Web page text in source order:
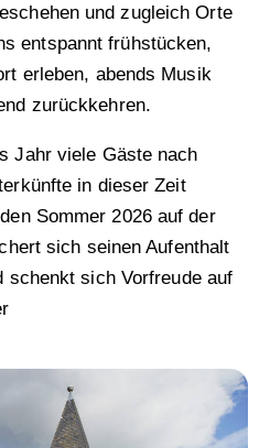
und zugleich Orte
entspannt frühstücken,
erleben, abends Musik
zurückkehren.
Jahr viele Gäste nach
in dieser Zeit
Sommer 2026 auf der
sich seinen Aufenthalt
schenkt sich Vorfreude auf